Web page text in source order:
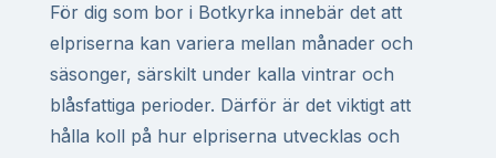
För dig som bor i Botkyrka innebär det att
elpriserna kan variera mellan månader och
säsonger, särskilt under kalla vintrar och
blåsfattiga perioder. Därför är det viktigt att
hålla koll på hur elpriserna utvecklas och